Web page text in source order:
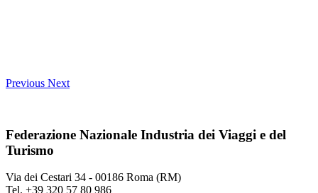
Previous Next
Federazione Nazionale Industria dei Viaggi e del
Turismo
Via dei Cestari 34 - 00186 Roma (RM)
Tel. +39 320 57 80 986